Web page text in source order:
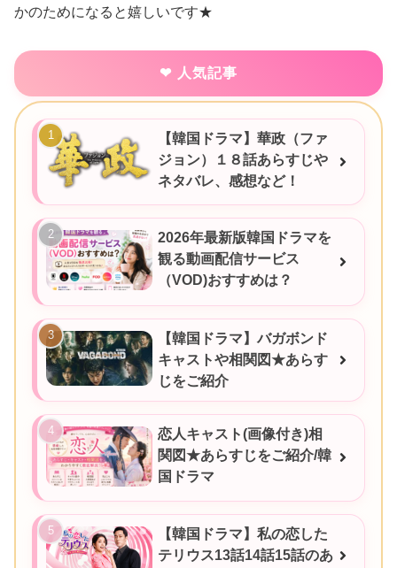
かのためになると嬉しいです★
人気記事
【韓国ドラマ】華政（ファ
ジョン）１８話あらすじや
ネタバレ、感想など！
2026年最新版韓国ドラマを
観る動画配信サービス
（VOD)おすすめは？
【韓国ドラマ】バガボンド
キャストや相関図★あらす
じをご紹介
恋人キャスト(画像付き)相
関図★あらすじをご紹介/韓
国ドラマ
【韓国ドラマ】私の恋した
テリウス13話14話15話のあ